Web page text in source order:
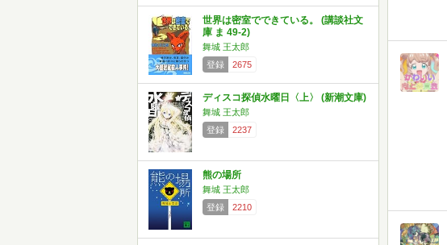
世界は密室でできている。 (講談社文
庫 ま 49-2)
舞城 王太郎
登録
2675
ディスコ探偵水曜日〈上〉 (新潮文庫)
舞城 王太郎
登録
2237
熊の場所
舞城 王太郎
登録
2210